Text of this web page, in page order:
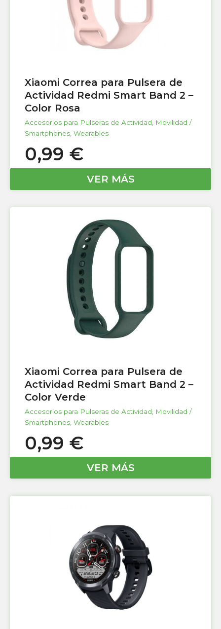
Xiaomi Correa para Pulsera de
Actividad Redmi Smart Band 2 –
Color Rosa
Accesorios para Pulseras de Actividad, Movilidad /
Smartphones, Wearables
0,99 €
VER MÁS
Xiaomi Correa para Pulsera de
Actividad Redmi Smart Band 2 –
Color Verde
Accesorios para Pulseras de Actividad
Movilidad /
Smartphones Wearables
0,99 €
VER MÁS